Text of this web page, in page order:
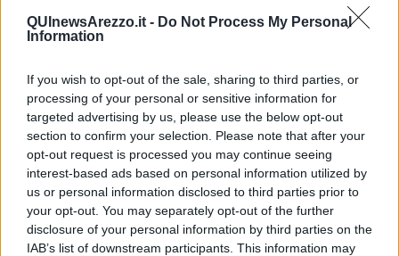
QUInewsArezzo.it - Do Not Process My Personal
Information
If you wish to opt-out of the sale, sharing to third parties, or
processing of your personal or sensitive information for
targeted advertising by us, please use the below opt-out
section to confirm your selection. Please note that after your
opt-out request is processed you may continue seeing
interest-based ads based on personal information utilized by
us or personal information disclosed to third parties prior to
your opt-out. You may separately opt-out of the further
disclosure of your personal information by third parties on the
IAB’s list of downstream participants. This information may